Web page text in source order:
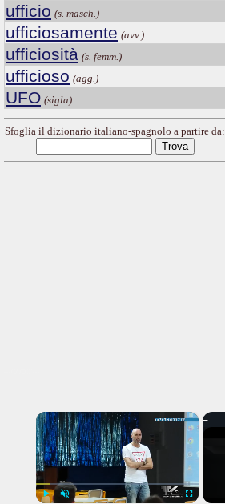
ufficio (s. masch.)
ufficiosamente (avv.)
ufficiosità (s. femm.)
ufficioso (agg.)
UFO (sigla)
Sfoglia il dizionario italiano-spagnolo a partire da:
×